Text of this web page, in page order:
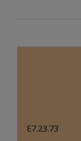
E7.23.73